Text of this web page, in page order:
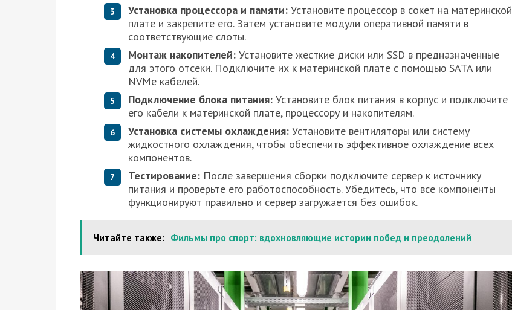
Установка процессора и памяти: Установите процессор в сокет на материнской
плате и закрепите его. Затем установите модули оперативной памяти в
соответствующие слоты.
Монтаж накопителей: Установите жесткие диски или SSD в предназначенные
для этого отсеки. Подключите их к материнской плате с помощью SATA или
NVMe кабелей.
Подключение блока питания: Установите блок питания в корпус и подключите
его кабели к материнской плате, процессору и накопителям.
Установка системы охлаждения: Установите вентиляторы или систему
жидкостного охлаждения, чтобы обеспечить эффективное охлаждение всех
компонентов.
Тестирование: После завершения сборки подключите сервер к источнику
питания и проверьте его работоспособность. Убедитесь, что все компоненты
функционируют правильно и сервер загружается без ошибок.
Читайте также: Фильмы про спорт: вдохновляющие истории побед и преодолений